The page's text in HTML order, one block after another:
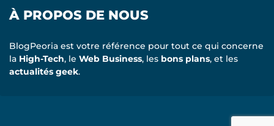
À PROPOS DE NOUS
BlogPeoria est votre référence pour tout ce qui concerne
la High-Tech, le Web Business, les bons plans, et les
actualités geek.